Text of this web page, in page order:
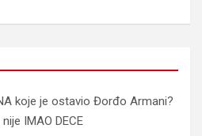
koje je ostavio Đorđo Armani?
IMAO DECE